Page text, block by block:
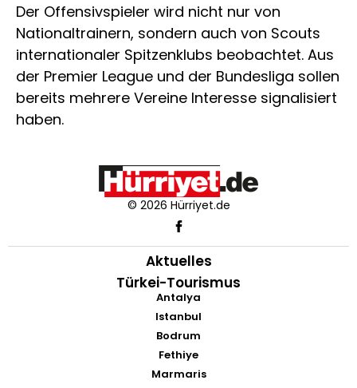
Der Offensivspieler wird nicht nur von
Nationaltrainern, sondern auch von Scouts
internationaler Spitzenklubs beobachtet. Aus
der Premier League und der Bundesliga sollen
bereits mehrere Vereine Interesse signalisiert
haben.
© 2026 Hürriyet.de
Aktuelles
Türkei-Tourismus
Antalya
Istanbul
Bodrum
Fethiye
Marmaris